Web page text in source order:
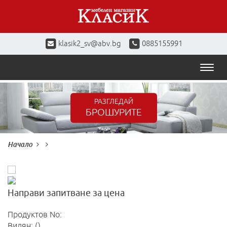
klasik2_sv@abv.bg 0885155991
РАЗГЛЕДАЙ
БРОШУРИТЕ
Начало
Направи запитване за цена
Продуктов No: